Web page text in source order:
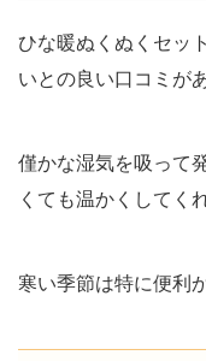
ひな暖ぬくぬくセッ
いとの良い口コミが
僅かな湿気を吸って
くても温かくしてく
寒い季節は特に便利